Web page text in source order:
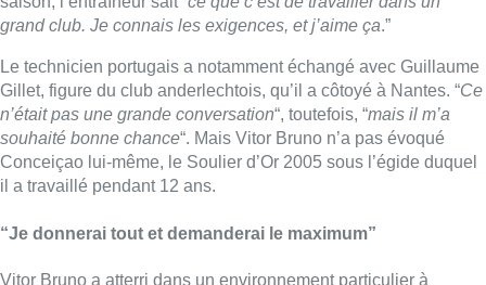
Anderlecht, où les supporters et la direction chassent depuis
plusieurs années une gloire étiolée. Mais le nouvel entraîneur
portugais ne craint pas ces exigences. “Ici, je donnerai tout ce
que j’ai, et je demanderai le maximum de chacun “, a-t-il
notamment lancé. “Pour moi, la pression, ce n’est pas de
gagner un trophée“, a éludé Vitor Bruno. “C’est de rentrer à la
maison sans avoir à manger, ou travailler tôt le matin dans des
conditions difficiles. Je vais pousser chacun à atteindre sa
proches de gagner un titre. On ne peut qu’être content quand
On ne peut pas avoir peur de la pression.”